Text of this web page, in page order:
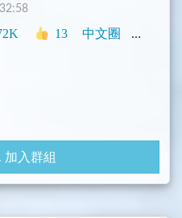
13 中文圈 社群
加入群組